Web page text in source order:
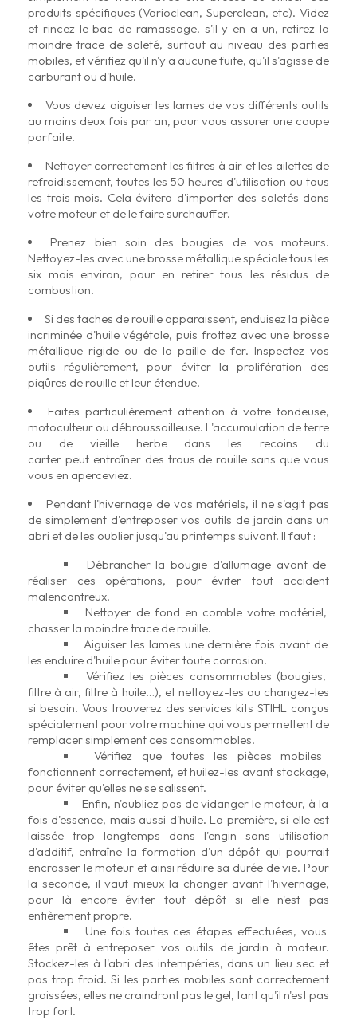
produits spécifiques (Varioclean, Superclean, etc). Videz
et rincez le bac de ramassage, s'il y en a un, retirez la
moindre trace de saleté, surtout au niveau des parties
mobiles, et vérifiez qu'il n'y a aucune fuite, qu'il s'agisse de
carburant ou d'huile.
Vous devez aiguiser les lames de vos différents outils
au moins deux fois par an, pour vous assurer une coupe
parfaite.
Nettoyer correctement les filtres à air et les ailettes de
refroidissement, toutes les 50 heures d'utilisation ou tous
les trois mois. Cela évitera d'importer des saletés dans
votre moteur et de le faire surchauffer.
Prenez bien soin des bougies de vos moteurs.
Nettoyez-les avec une brosse métallique spéciale tous les
six mois environ, pour en retirer tous les résidus de
combustion.
Si des taches de rouille apparaissent, enduisez la pièce
incriminée d'huile végétale, puis frottez avec une brosse
métallique rigide ou de la paille de fer. Inspectez vos
outils régulièrement, pour éviter la prolifération des
piqûres de rouille et leur étendue.
Faites particulièrement attention à votre tondeuse,
motoculteur ou débroussailleuse. L'accumulation de terre
ou de vieille herbe dans les recoins du
carter peut entraîner des trous de rouille sans que vous
vous en aperceviez.
Pendant l'hivernage de vos matériels, il ne s'agit pas
de simplement d'entreposer vos outils de jardin dans un
abri et de les oublier jusqu'au printemps suivant. Il faut :
Débrancher la bougie d'allumage avant de
réaliser ces opérations, pour éviter tout accident
malencontreux.
Nettoyer de fond en comble votre matériel,
chasser la moindre trace de rouille.
Aiguiser les lames une dernière fois avant de
les enduire d'huile pour éviter toute corrosion.
Vérifiez les pièces consommables (bougies,
filtre à air, filtre à huile…), et nettoyez-les ou changez-les
si besoin. Vous trouverez desservices kits STIHL conçus
spécialement pour votre machine qui vous permettent de
remplacer simplement ces consommables.
Vérifiez que toutes les pièces mobiles
fonctionnent correctement, et huilez-les avant stockage,
pour éviter qu'elles ne se salissent.
Enfin, n'oubliez pas de vidanger le moteur, à la
fois d'essence, mais aussi d'huile. La première, si elle est
laissée trop longtemps dans l'engin sans utilisation
d'additif, entraîne la formation d'un dépôt qui pourrait
encrasser le moteur et ainsi réduire sa durée de vie. Pour
la seconde, il vaut mieux la changer avant l'hivernage,
pour là encore éviter tout dépôt si elle n'est pas
entièrement propre.
Une fois toutes ces étapes effectuées, vous
êtes prêt à entreposer vos outils de jardin à moteur.
Stockez-les à l'abri des intempéries, dans un lieu sec et
pas trop froid. Si les parties mobiles sont correctement
graissées, elles ne craindront pas le gel, tant qu'il n'est pas
trop fort.